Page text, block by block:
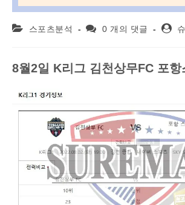
Post 스포츠분석
Post0 개의 댓글
Post
8월2일 K리그 김천상무FC 포항